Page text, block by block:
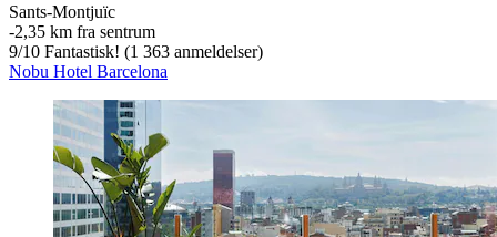
Sants-Montjuïc
‐2,35 km fra sentrum
9/10 Fantastisk! (1 363 anmeldelser)
Nobu Hotel Barcelona